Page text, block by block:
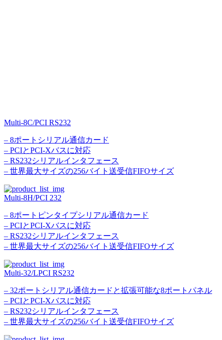
Multi-8C/PCI RS232
– 8ポートシリアル通信カード
– PCIとPCI-Xバスに対応
– RS232シリアルインタフェース
– 世界最大サイズの256バイト送受信FIFOサイズ
Multi-8H/PCI 232
– 8ポートピンタイプシリアル通信カード
– PCIとPCI-Xバスに対応
– RS232シリアルインタフェース
– 世界最大サイズの256バイト送受信FIFOサイズ
Multi-32/LPCI RS232
– 32ポートシリアル通信カードと拡張可能な8ポートパネル
– PCIとPCI-Xバスに対応
– RS232シリアルインタフェース
– 世界最大サイズの256バイト送受信FIFOサイズ